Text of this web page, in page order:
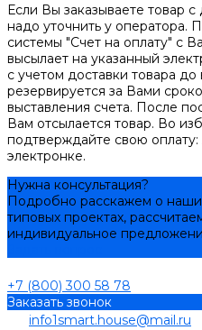
Если Вы заказываете товар
надо уточнить у оператора.
системы "Счет на оплату" с
высылает на указанный
с учетом доставки товара
резервируется за Вами
выставления счета. После
Вам отсылается товар. Во
подтверждайте свою
электронке.
Нужна консультация?
Подробно расскажем о
типовых проектах,
индивидуальное
+7 (800) 300 58 78
Заказать звонок
info1smart.house@mail.ru